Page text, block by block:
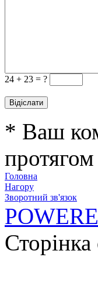
24 + 23 = ?
* Ваш
Головна
Нагору
Зворотний зв'язок